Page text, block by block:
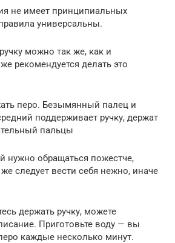
не имеет принципиальных
универсальны.
можно так же, как и
рекомендуется делать это
перо. Безымянный палец и
поддерживает ручку, держат
пальцы
нужно обращаться пожестче,
следует вести себя нежно, иначе
держать ручку, можете
Приготовьте воду — вы
каждые несколько минут.